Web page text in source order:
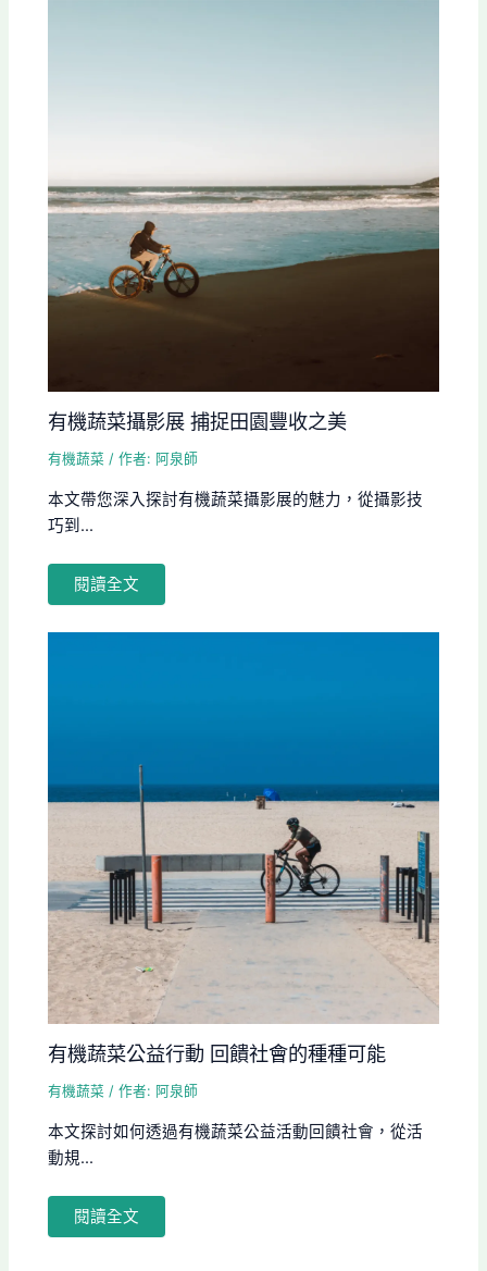
有機蔬菜攝影展 捕捉田園豐收之美
有機蔬菜 / 作者: 阿泉師
本文帶您深入探討有機蔬菜攝影展的魅力，從攝影技
巧到...
閱讀全文
有機蔬菜公益行動 回饋社會的種種可能
有機蔬菜 / 作者: 阿泉師
本文探討如何透過有機蔬菜公益活動回饋社會，從活
動規...
閱讀全文